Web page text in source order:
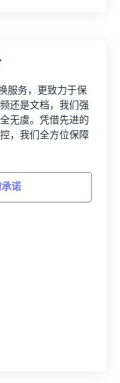
服务，更致力于保
还是文档，我们强
无虞。凭借先进的
，我们全方位保障
诺